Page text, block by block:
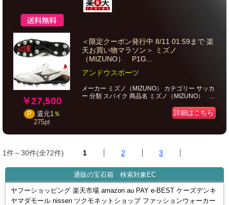
￥27,500
P 還元1％
275pt
＜限定クーポン発行中 8/11 01:59まで 楽
天お買い物マラソン＞ ミズノ
（MIZUNO） P1G...
アンドウスポーツ
メーカー ミズノ（MIZUNO） カテゴリー サッカ
ー 分類 スパイク 商品名 ミズノ（MIZUNO） ...
詳細はこちら
1件～30件(全72件) 1 2 3
通販の宝石箱 検索対象EC
ヤフーショッピング 楽天市場 amazon au PAY e-BEST ケーズデンキ
ヤマダモール nissen ツクモネットショップ ファッションウォーカー